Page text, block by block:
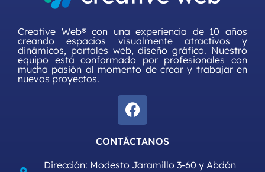
Creative Web® con una experiencia de 10 años
creando espacios visualmente atractivos y
dinámicos, portales web, diseño gráfico. Nuestro
equipo está conformado por profesionales con
mucha pasión al momento de crear y trabajar en
nuevos proyectos.
CONTÁCTANOS
Dirección: Modesto Jaramillo 3-60 y Abdón